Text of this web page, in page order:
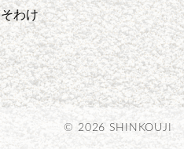
わけ
© 2026 SHINKOUJI